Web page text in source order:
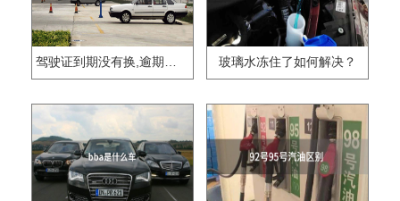
驾驶证到期没有换,逾期怎么办?? 玻璃水冻住了如何解决？